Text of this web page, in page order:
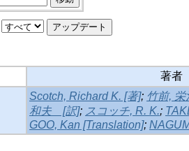
著者
Scotch, Richard K. [著]; 竹前, 栄
和夫 [訳]; スコッチ, R. K.;
GOO, Kan [Translation];